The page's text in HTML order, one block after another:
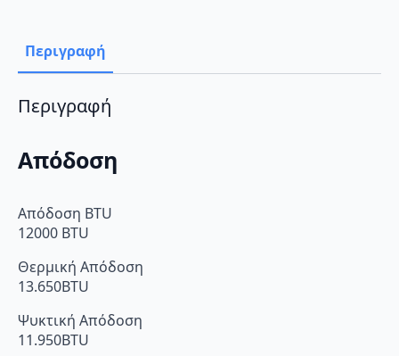
Wi-
Fi
ποσότητα
Περιγραφή
Περιγραφή
Απόδοση
Απόδοση BTU
12000 BTU
Θερμική Απόδοση
13.650BTU
Ψυκτική Απόδοση
11.950BTU